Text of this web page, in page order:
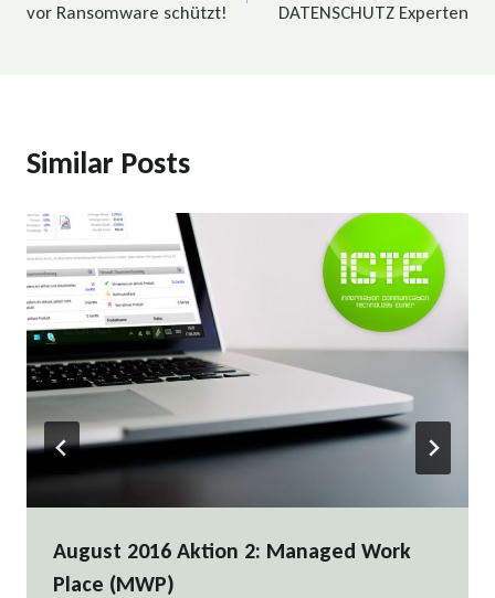
vor Ransomware schützt!
DATENSCHUTZ Experten
Similar Posts
August 2016 Aktion 2: Managed Work
Place (MWP)